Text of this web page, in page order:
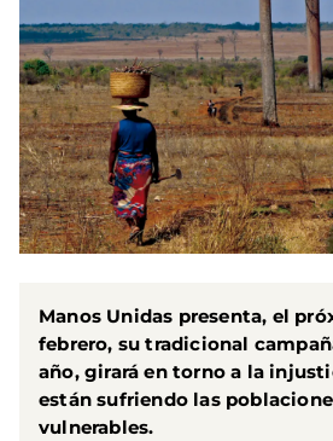
Manos Unidas presenta, el
febrero, su tradicional
año, girará en torno a la
están sufriendo las
vulnerables.